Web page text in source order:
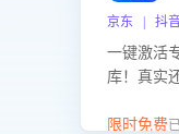
京东 | 抖
一键激活
库！真实
升客服售
限时免费